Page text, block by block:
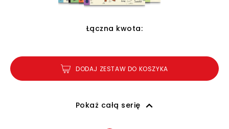
Łączna kwota:
DODAJ ZESTAW DO KOSZYKA
Pokaż całą serię